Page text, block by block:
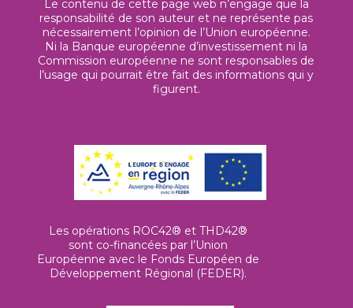
Le contenu de cette page web n’engage que la
responsabilité de son auteur et ne représente pas
nécessairement l’opinion de l’Union européenne.
Ni la Banque européenne d’investissement ni la
Commission européenne ne sont responsables de
l’usage qui pourrait être fait des informations qui y
figurent.
Les opérations ROC42® et THD42®
sont co-financées par l’Union
Européenne avec le Fonds Européen de
Développement Régional (FEDER).